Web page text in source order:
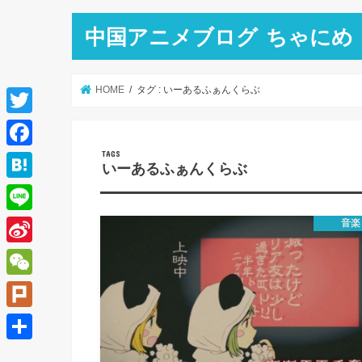
中国アニメブログ ちゃにめ
HOME タグ : いーあるふぁんくらぶ
いーあるふぁんくらぶ
音楽
T
w
i
t
e
r
F
a
c
e
b
o
o
k
H
a
t
e
a
L
i
n
e
S
i
n
a
W
e
C
P